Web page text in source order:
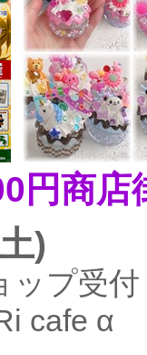
円商店
)
ップ受
cafe α